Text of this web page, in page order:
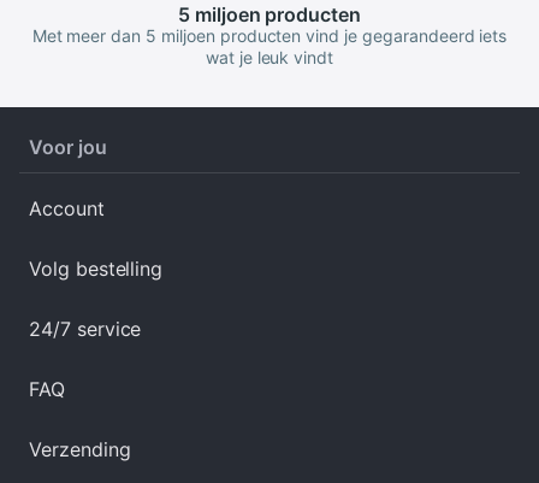
5 miljoen producten
Met meer dan 5 miljoen producten vind je gegarandeerd iets
wat je leuk vindt
Voor jou
Account
Volg bestelling
24/7 service
FAQ
Verzending